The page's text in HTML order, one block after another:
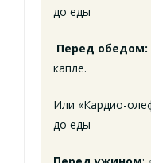
до еды
Перед обедом:
капле.
Или «Кардио-
до еды